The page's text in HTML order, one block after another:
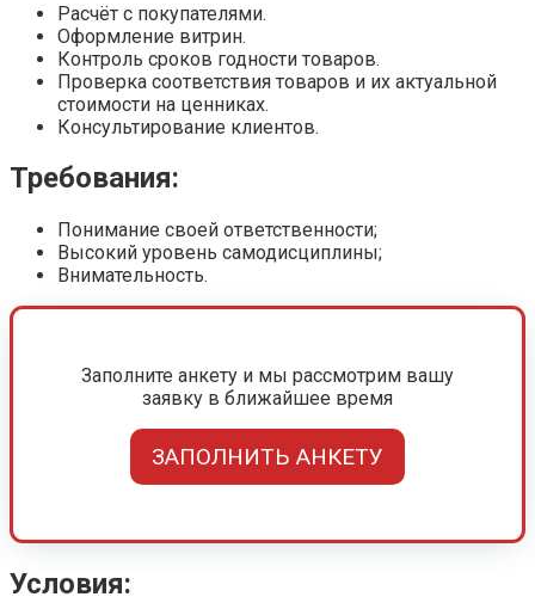
Расчёт с покупателями.
Оформление витрин.
Контроль сроков годности товаров.
Проверка соответствия товаров и их актуальной
стоимости на ценниках.
Консультирование клиентов.
Требования:
Понимание своей ответственности;
Высокий уровень самодисциплины;
Внимательность.
Заполните анкету и мы рассмотрим вашу
заявку в ближайшее время
ЗАПОЛНИТЬ АНКЕТУ
Условия: